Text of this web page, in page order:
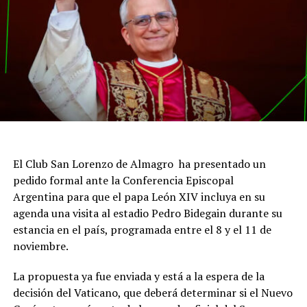
El Club San Lorenzo de Almagro ha presentado un
pedido formal ante la Conferencia Episcopal
Argentina para que el papa León XIV incluya en su
agenda una visita al estadio Pedro Bidegain durante su
estancia en el país, programada entre el 8 y el 11 de
noviembre.
La propuesta ya fue enviada y está a la espera de la
decisión del Vaticano, que deberá determinar si el Nuevo